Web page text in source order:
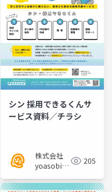
シン 採用できるくんサ
ービス資料／チラシ
株式会社
yoasobi／
様
205